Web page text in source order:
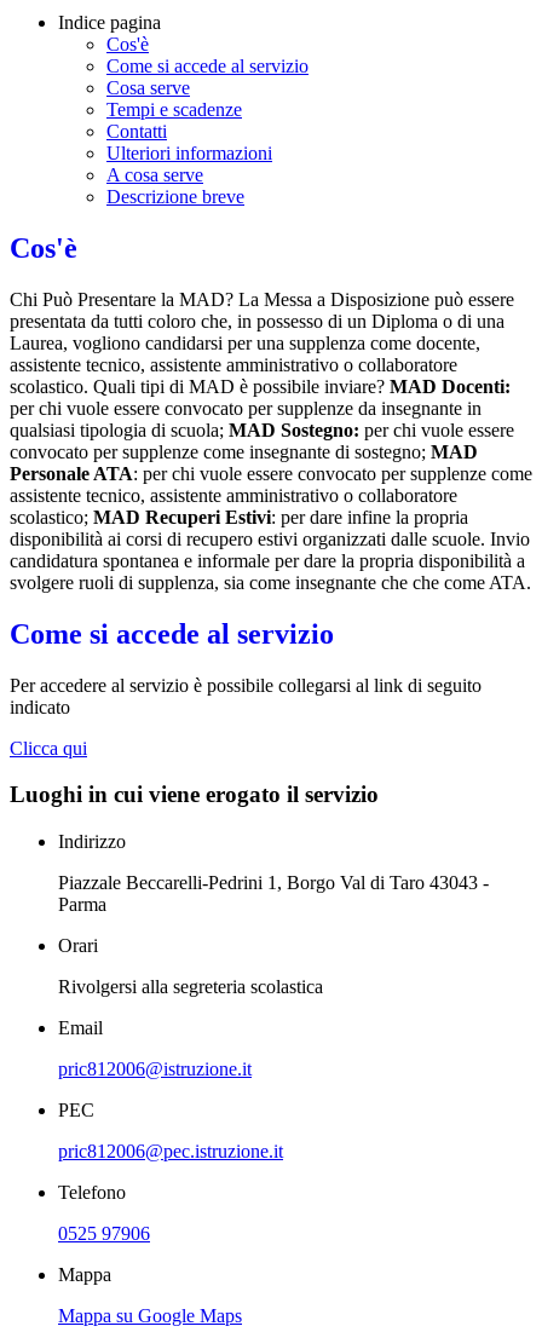
Indice pagina
Cos'è
Come si accede al servizio
Cosa serve
Tempi e scadenze
Contatti
Ulteriori informazioni
A cosa serve
Descrizione breve
Cos'è
Chi Può Presentare la MAD? La Messa a Disposizione può essere
presentata da tutti coloro che, in possesso di un Diploma o di una
Laurea, vogliono candidarsi per una supplenza come docente,
assistente tecnico, assistente amministrativo o collaboratore
scolastico. Quali tipi di MAD è possibile inviare? MAD Docenti:
per chi vuole essere convocato per supplenze da insegnante in
qualsiasi tipologia di scuola; MAD Sostegno: per chi vuole essere
convocato per supplenze come insegnante di sostegno; MAD
Personale ATA: per chi vuole essere convocato per supplenze come
assistente tecnico, assistente amministrativo o collaboratore
scolastico; MAD Recuperi Estivi: per dare infine la propria
disponibilità ai corsi di recupero estivi organizzati dalle scuole. Invio
candidatura spontanea e informale per dare la propria disponibilità a
svolgere ruoli di supplenza, sia come insegnante che che come ATA.
Come si accede al servizio
Per accedere al servizio è possibile collegarsi al link di seguito
indicato
Clicca qui
Luoghi in cui viene erogato il servizio
Indirizzo
Piazzale Beccarelli-Pedrini 1, Borgo Val di Taro 43043 -
Parma
Orari
Rivolgersi alla segreteria scolastica
Email
pric812006@istruzione.it
PEC
pric812006@pec.istruzione.it
Telefono
0525 97906
Mappa
Mappa su Google Maps